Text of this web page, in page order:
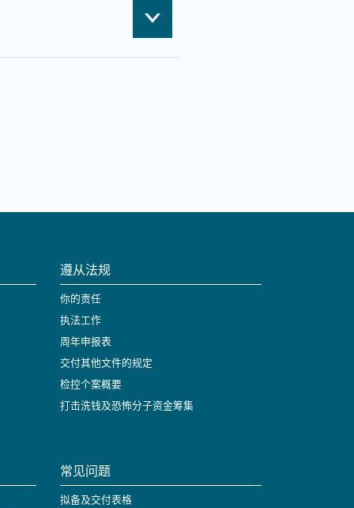
遵从法规
你的责任
执法工作
周年申报表
交付其他文件的规定
检控个案概要
打击洗钱及恐怖分子资金筹集
常见问题
拟备及交付表格